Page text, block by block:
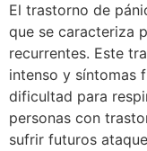
El trastorno de
que se caracteriza
recurrentes. Este
intenso y síntomas
dificultad para
personas con
sufrir futuros